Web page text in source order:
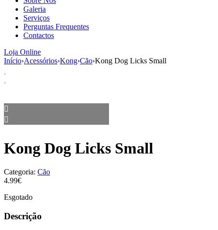
Galeria
Serviços
Perguntas Frequentes
Contactos
Loja Online
Início›Acessórios›Kong›Cão›Kong Dog Licks Small
Kong Dog Licks Small
Categoria: Cão
4.99€
Esgotado
Descrição
aumenta a
probabilidade
de ver
conteúdo e
ofertas